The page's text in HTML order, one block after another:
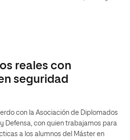
reales con
seguridad
con la Asociación de Diplomados
Defensa, con quien trabajamos para
a los alumnos del Máster en